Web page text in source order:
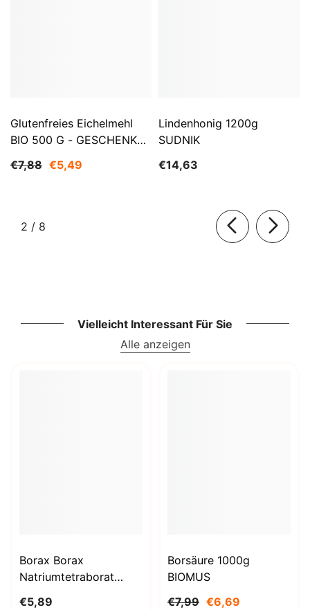
Glutenfreies Eichelmehl
BIO 500 G - GESCHENKE
€7,88 €5,49
Lindenhonig 1200g
SUDNIK
€14,63
2 / von
8
Vielleicht Interessant Für Sie
Alle anzeigen
Borax Borax
Natriumtetraborat
€5,89
Borsäure 1000g
BIOMUS
€7,99 €6,69